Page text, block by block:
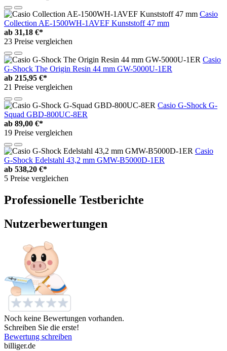
Casio
Collection AE-1500WH-1AVEF Kunststoff 47 mm
ab 31,18 €*
23 Preise vergleichen
Casio
G-Shock The Origin Resin 44 mm GW-5000U-1ER
ab 215,95 €*
21 Preise vergleichen
Casio G-Shock G-
Squad GBD-800UC-8ER
ab 89,00 €*
19 Preise vergleichen
Casio
G-Shock Edelstahl 43,2 mm GMW-B5000D-1ER
ab 538,20 €*
5 Preise vergleichen
Professionelle Testberichte
Nutzerbewertungen
Noch keine Bewertungen vorhanden.
Schreiben Sie die erste!
Bewertung schreiben
billiger.de